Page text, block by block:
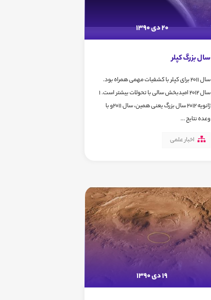
20 دی 1390
سال بزرگ کپلر
سال 2011 برای کپلر با کشفیات مهمی همراه بود.
سال 2012 امیدبخش سالی با تحولات بیشتر است. 1
ژانویه 2012 سال بزرگ یعنی همین، سال 2011و با
وعده نتایج ...
اخبار علمی
19 دی 1390